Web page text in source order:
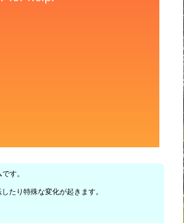
す。
たり特殊な変化が起きます。